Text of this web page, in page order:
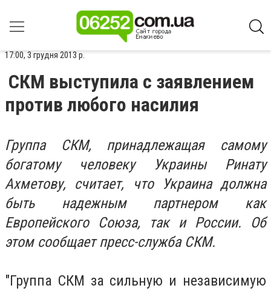
17:00, 3 грудня 2013 р.
СКМ выступила с заявлением
против любого насилия
Группа СКМ, принадлежащая самому
богатому человеку Украины Ринату
Ахметову, считает, что Украина должна
быть надежным партнером как
Европейского Союза, так и России. Об
этом сообщает пресс-служба СКМ.
"Группа СКМ за сильную и независимую